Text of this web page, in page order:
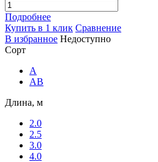
Подробнее
Купить в 1 клик Сравнение
В избранное Недоступно
Сорт
A
AB
Длина, м
2.0
2.5
3.0
4.0